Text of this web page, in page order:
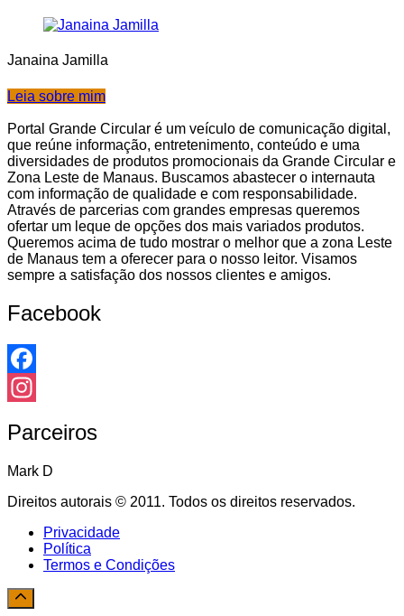
Janaina Jamilla
Leia sobre mim
Portal Grande Circular é um veículo de comunicação digital,
que reúne informação, entretenimento, conteúdo e uma
diversidades de produtos promocionais da Grande Circular e
Zona Leste de Manaus. Buscamos abastecer o internauta
com informação de qualidade e com responsabilidade.
Através de parcerias com grandes empresas queremos
ofertar um leque de opções dos mais variados produtos.
Queremos acima de tudo mostrar o melhor que a zona Leste
de Manaus tem a oferecer para o nosso leitor. Visamos
sempre a satisfação dos nossos clientes e amigos.
Facebook
Facebook
Parceiros
Mark D
Direitos autorais © 2011. Todos os direitos reservados.
Privacidade
Política
Termos e Condições